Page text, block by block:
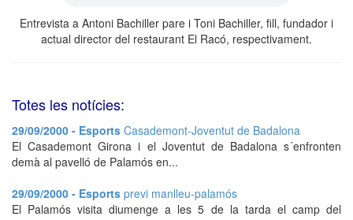
Entrevista a Antoni Bachiller pare i Toni Bachiller, fill, fundador i
actual director del restaurant El Racó, respectivament.
Totes les notícies:
29/09/2000 - Esports Casademont-Joventut de Badalona
El Casademont Girona i el Joventut de Badalona s´enfronten
demà al pavelló de Palamós en...
29/09/2000 - Esports previ manlleu-palamós
El Palamós visita diumenge a les 5 de la tarda el camp del